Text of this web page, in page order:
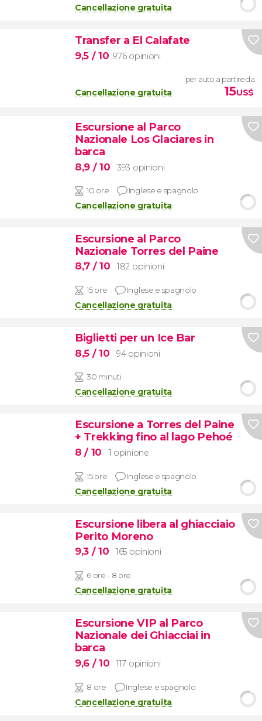
Cancellazione gratuita
Transfer a El Calafate
9,5 / 10 976 opinioni
Cancellazione gratuita
per auto a partire da
15US$
Escursione al Parco
Nazionale Los Glaciares in
barca
8,9 / 10 393 opinioni
10 ore Inglese e spagnolo
Cancellazione gratuita
Escursione al Parco
Nazionale Torres del Paine
8,7 / 10 182 opinioni
15 ore Inglese e spagnolo
Cancellazione gratuita
Biglietti per un Ice Bar
8,5 / 10 94 opinioni
30 minuti
Cancellazione gratuita
Escursione a Torres del Paine
+ Trekking fino al lago Pehoé
8/ 10 1 opinione
15 ore Inglese e spagnolo
Cancellazione gratuita
Escursione libera al ghiacciaio
Perito Moreno
9,3 / 10 165 opinioni
6 ore - 8 ore
Cancellazione gratuita
Escursione VIP al Parco
Nazionale dei Ghiacciai in
barca
9,6 / 10 117 opinioni
8 ore Inglese e spagnolo
Cancellazione gratuita